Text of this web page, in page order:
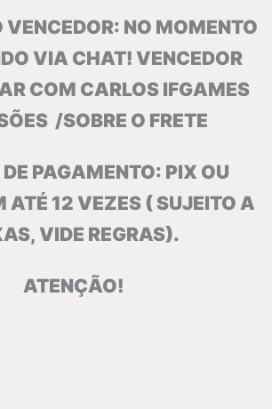
VENCEDOR: NO MOMENTO
VIA CHAT! VENCEDOR
COM CARLOS IFGAMES
/SOBRE O FRETE
PAGAMENTO: PIX OU
ATÉ 12 VEZES ( SUJEITO A
VIDE REGRAS).
ATENÇÃO!